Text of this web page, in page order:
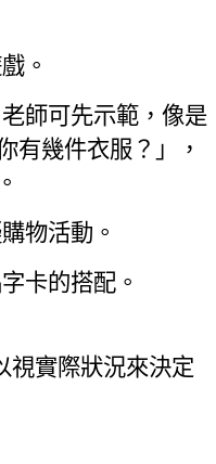
。
師可先示範，像是
有幾件衣服？」
，
。
物活動 。
卡的搭配 。
視實際狀況來決定